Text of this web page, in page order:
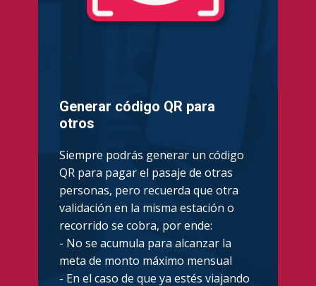
Generar código QR para
otros
Siempre podrás generar un código
QR para pagar el pasaje de otras
personas, pero recuerda que otra
validación en la misma estación o
recorrido se cobra, por ende:
- No se acumula para alcanzar la
meta de monto máximo mensual
- En el caso de que ya estés viajando